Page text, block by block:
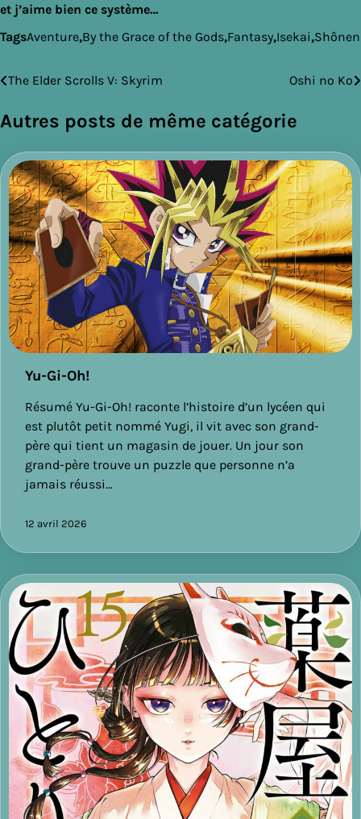
et j’aime bien ce système…
TagsAventure,By the Grace of the Gods,Fantasy,Isekai,Shônen
Navigation
de
The Elder Scrolls V: Skyrim Oshi no Ko
Autres posts de même catégorie
Yu-Gi-Oh!
Résumé Yu-Gi-Oh! raconte l’histoire d’un lycéen qui
est plutôt petit nommé Yugi, il vit avec son grand-
père qui tient un magasin de jouer. Un jour son
grand-père trouve un puzzle que personne n’a
jamais réussi…
12 avril 2026